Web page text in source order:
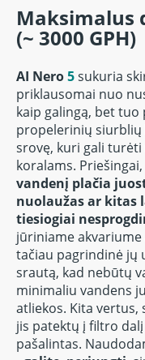
Maksimalus
(~ 3000 GPH)
AI Nero5sukuria
priklausomai nuo
kaip galingą, bet tuo
propelerinių
srovę, kuri gali
koralams.
vandenį plačia
nuolaužas ar kitas
tiesiogiai
jūriniame
tačiau pagrindinė jų
srautą, kad nebūtų
minimaliu vandens
atliekos. Kita vertus,
jis patektų į filtro
pašalintas.